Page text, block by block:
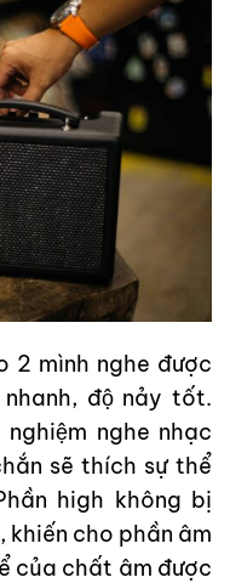
2 mình nghe được
độ nảy tốt.
nghe nhạc
sẽ thích sự thể
high không bị
khiến cho phần âm
của chất âm được